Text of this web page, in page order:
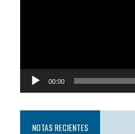
00:00
NOTAS RECIENTES